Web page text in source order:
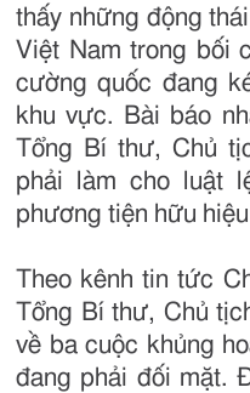
thấy những động
Việt Nam trong bối
cường quốc đang
khu vực. Bài báo
Tổng Bí thư, Chủ
phải làm cho luật
phương tiện hữu
Theo kênh tin tức
Tổng Bí thư, Chủ
về ba cuộc khủng
đang phải đối mặt.